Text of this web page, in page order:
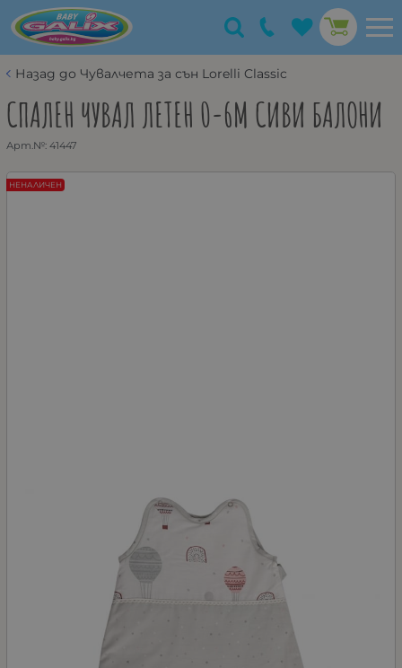
Назад до Чувалчета за сън Lorelli Classic
СПАЛЕН ЧУВАЛ ЛЕТЕН 0-6М СИВИ БАЛОНИ
Арт.№: 41447
НЕНАЛИЧЕН